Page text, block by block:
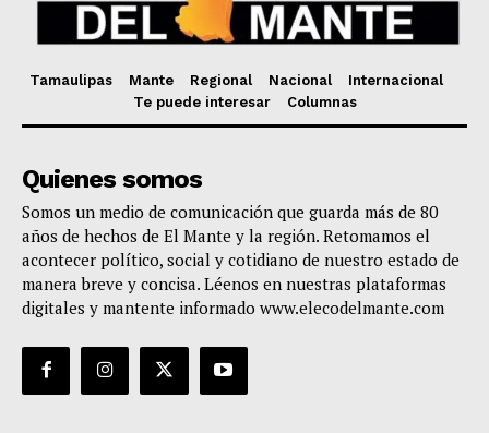
Tamaulipas Mante Regional Nacional
Internacional
Te puede interesar
Columnas
Quienes somos
Somos un medio de comunicación que guarda más de 80
años de hechos de El Mante y la región. Retomamos el
acontecer político, social y cotidiano de nuestro estado de
manera breve y concisa. Léenos en nuestras plataformas
digitales y mantente informado www.elecodelmante.com